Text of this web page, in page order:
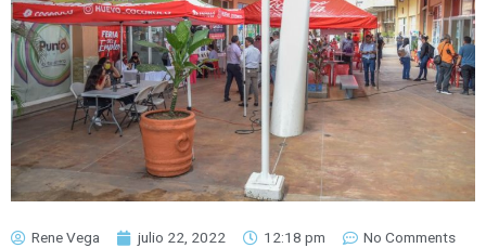
Rene Vega julio 22, 2022 12:18 pm No Comments